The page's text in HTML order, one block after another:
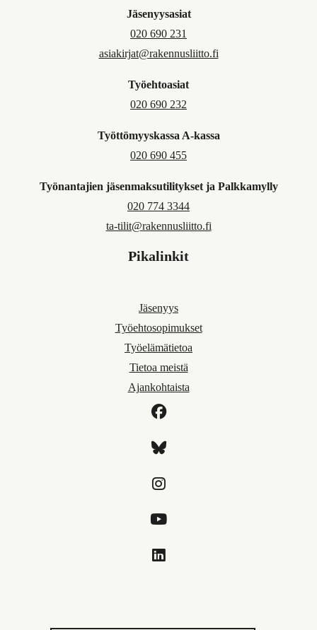
Jäsenyysasiat
020 690 231
asiakirjat@rakennusliitto.fi
Työehtoasiat
020 690 232
Työttömyyskassa A-kassa
020 690 455
Työnantajien jäsenmaksutilitykset ja Palkkamylly
020 774 3344
ta-tilit@rakennusliitto.fi
Pikalinkit
Jäsenyys
Työehtosopimukset
Työelämätietoa
Tietoa meistä
Ajankohtaista